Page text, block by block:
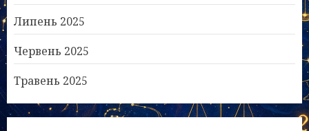
Липень 2025
Червень 2025
Травень 2025